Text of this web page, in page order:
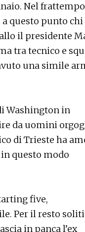
Nel
questo punto chi
il presidente
tra tecnico e
una simile
Washington in
da uomini
di Trieste ha
questo modo
five,
Per il resto soliti
in panca l’ex